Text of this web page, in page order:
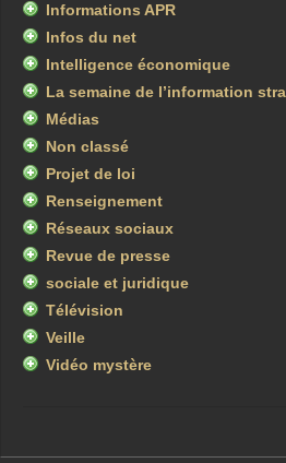
Informations APR
Infos du net
Intelligence économique
La semaine de l’information
Médias
Non classé
Projet de loi
Renseignement
Réseaux sociaux
Revue de presse
sociale et juridique
Télévision
Veille
Vidéo mystère